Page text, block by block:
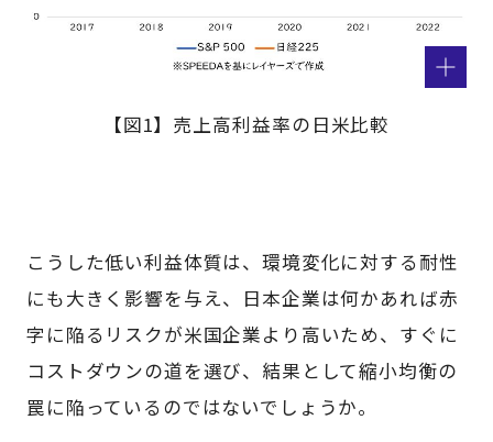
【図1】売上高利益率の日米比較
こうした低い利益体質は、環境変化に対する耐性
にも大きく影響を与え、日本企業は何かあれば赤
字に陥るリスクが米国企業より高いため、すぐに
コストダウンの道を選び、結果として縮小均衡の
罠に陥っているのではないでしょうか。